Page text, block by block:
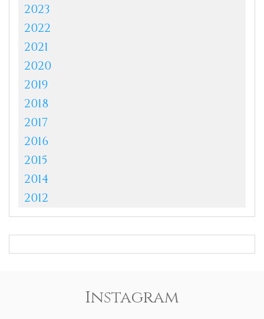
2023
2022
2021
2020
2019
2018
2017
2016
2015
2014
2012
Instagram